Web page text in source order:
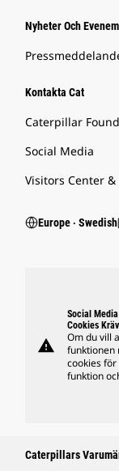
Nyheter Och
Kontakta Cat
Caterpillar
Social Media
Visitors Center
Europe ‧ Swedish
warning
Social Media
Cookies
Om du vill
funktionen
cookies
funktion
Caterpillars